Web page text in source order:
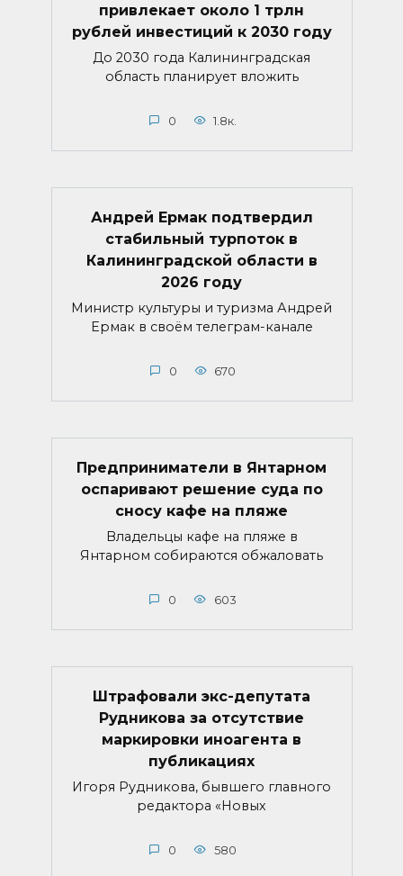
привлекает около 1 трлн
рублей инвестиций к 2030 году
До 2030 года Калининградская
область планирует вложить
0 1.8к.
Андрей Ермак подтвердил
стабильный турпоток в
Калининградской области в
2026 году
Министр культуры и туризма Андрей
Ермак в своём телеграм-канале
0 670
Предприниматели в Янтарном
оспаривают решение суда по
сносу кафе на пляже
Владельцы кафе на пляже в
Янтарном собираются обжаловать
0 603
Штрафовали экс-депутата
Рудникова за отсутствие
маркировки иноагента в
публикациях
Игоря Рудникова, бывшего главного
редактора «Новых
0 580